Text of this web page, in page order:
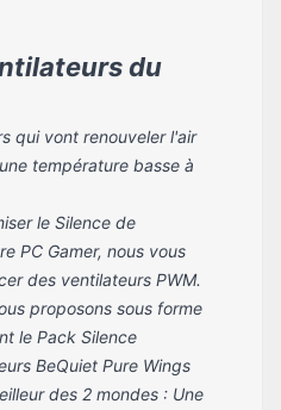
du
qui vont renouveler l'air
température basse à
le Silence de
PC Gamer, nous vous
des ventilateurs PWM.
proposons sous forme
le Pack Silence
BeQuiet Pure Wings
des 2 mondes : Une